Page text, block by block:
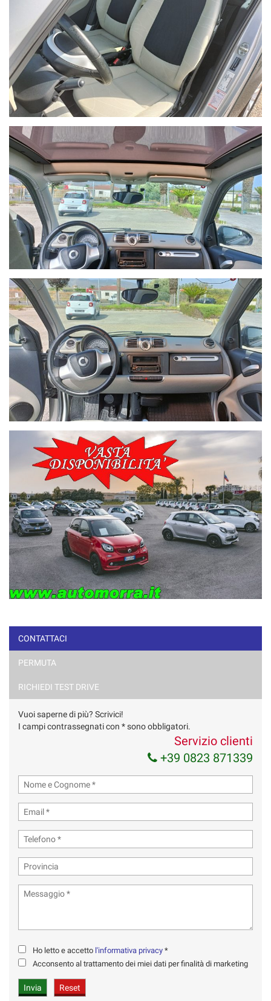
CONTATTACI
PERMUTA
RICHIEDI TEST DRIVE
Vuoi saperne di più? Scrivici!
I campi contrassegnati con * sono obbligatori.
Servizio clienti
+39 0823 871339
Ho letto e accetto l'informativa privacy *
Acconsento al trattamento dei miei dati per finalità di marketing